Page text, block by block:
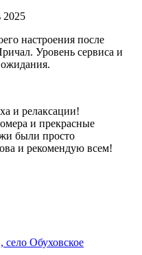
2025
настроения после
Уровень сервиса и
и релаксации!
и прекрасные
были просто
и рекомендую всем!
Обуховское